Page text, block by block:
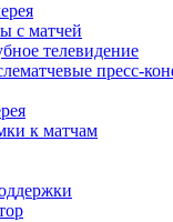
с матчей
телевидение
пресс-
к матчам